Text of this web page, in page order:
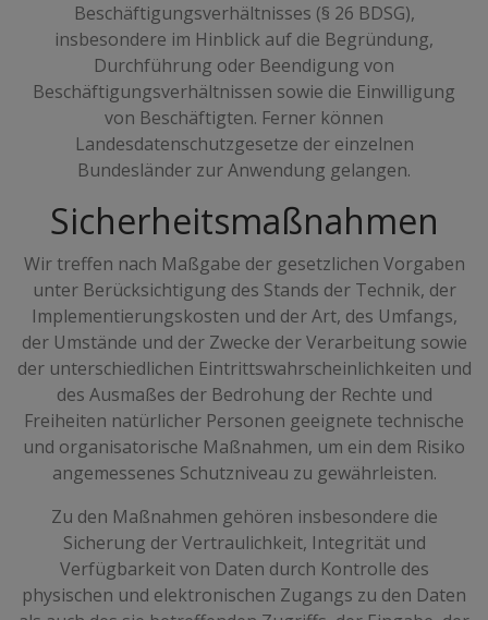
Beschäftigungsverhältnisses (§ 26 BDSG),
insbesondere im Hinblick auf die Begründung,
Durchführung oder Beendigung von
Beschäftigungsverhältnissen sowie die Einwilligung
von Beschäftigten. Ferner können
Landesdatenschutzgesetze der einzelnen
Bundesländer zur Anwendung gelangen.
Sicherheitsmaßnahmen
Wir treffen nach Maßgabe der gesetzlichen Vorgaben
unter Berücksichtigung des Stands der Technik, der
Implementierungskosten und der Art, des Umfangs,
der Umstände und der Zwecke der Verarbeitung sowie
der unterschiedlichen Eintrittswahrscheinlichkeiten und
des Ausmaßes der Bedrohung der Rechte und
Freiheiten natürlicher Personen geeignete technische
und organisatorische Maßnahmen, um ein dem Risiko
angemessenes Schutzniveau zu gewährleisten.
Zu den Maßnahmen gehören insbesondere die
Sicherung der Vertraulichkeit, Integrität und
Verfügbarkeit von Daten durch Kontrolle des
physischen und elektronischen Zugangs zu den Daten